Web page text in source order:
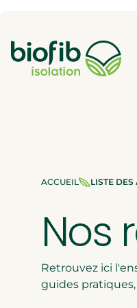
Accéder au pied de page
VOUS
ACCUEIL LISTE DES
Nos
Retrouvez ici
guides